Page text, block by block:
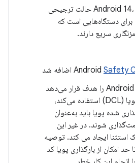
از Android 14، AES-HCTR2 حالت ترجیحی
برای دستگاه‌هایی است که
سریع دارند.
Safety
اضافه شد
اگر برنامه شما Android 14 را هدف قرار می‌دهد
و از بارگذاری کد پویا (DCL) استفاده می‌کند،
شده پویا باید به‌عنوان
شوند. در غیر این
ایجاد می کند. توصیه
حد امکان از بارگذاری پویا کد